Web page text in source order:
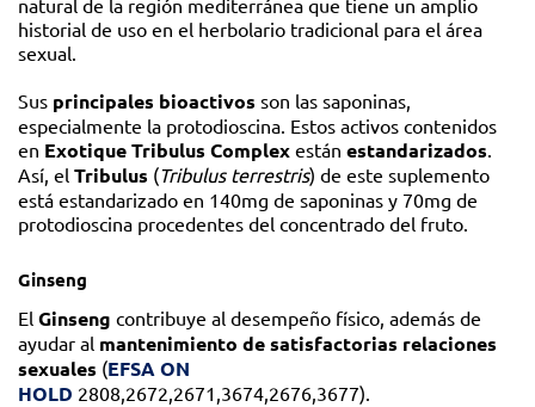
historial de uso en el herbolario tradicional para el área
sexual.
Sus principales bioactivos son las saponinas,
especialmente la protodioscina. Estos activos contenidos
en Exotique Tribulus Complex están estandarizados
Así, el Tribulus (Tribulus terrestris) de este suplemento
está estandarizado en 140mg de saponinas y 70mg de
protodioscina procedentes del concentrado del fruto.
Ginseng
El Ginseng contribuye al desempeño físico, además de
ayudar al mantenimiento de satisfactorias relaciones
sexuales (EFSA ON
HOLD 2808,2672,2671,3674,2676,3677).